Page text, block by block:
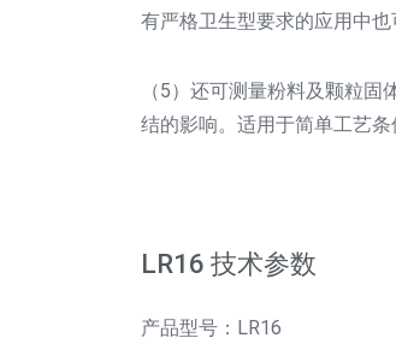
有严格卫生型要求的应用中也
（5）还可测量粉料及颗粒
结的影响。适用于简单工艺条
LR16 技术参数
产品型号：LR16